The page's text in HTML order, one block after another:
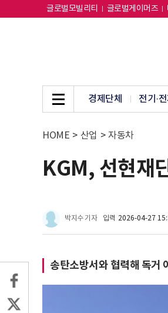
글로벌모빌리티 글로벌게이머즈
경제단체 전기·
HOME > 산업 > 자동차
KGM, 선현재
박지수 기자 입력 2026-04-27
송탄소방서와 협력해 독거